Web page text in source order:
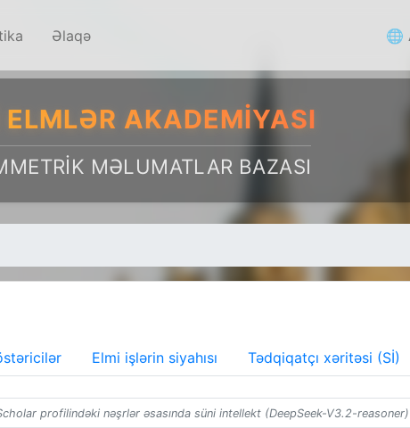
Əlaqə 🌐
AKADEMIYASI
MƏLUMATLAR BAZASI
Elmi işlərin siyahısı Tədqiqatçı xəritəsi (Sİ)
profilindəki nəşrlər əsasında süni intellekt (DeepSeek-V3.2-